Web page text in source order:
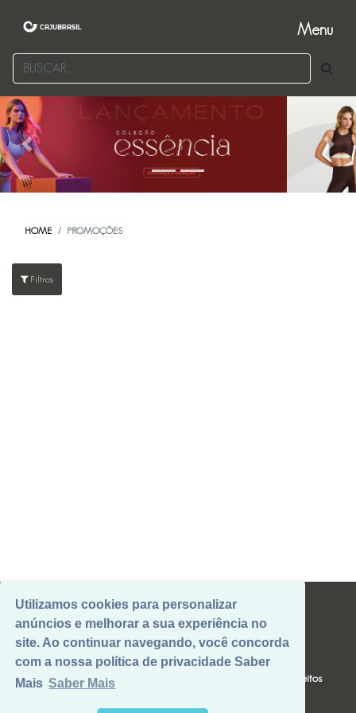
Utilizamos cookies para personalizar
anúncios e melhorar a sua experiência no
site. Ao continuar navegando, você concorda
com a nossa política de privacidade Saber
Mais Saber Mais
Menu
Previous Next
HOME PROMOÇÕES
Filtros
B2B@CAJUBRASIL.COM.BR
Politicas de privacidade e termos de uso
Exerça seus Direitos